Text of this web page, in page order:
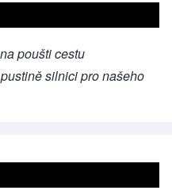
poušti cestu
silnici pro našeho